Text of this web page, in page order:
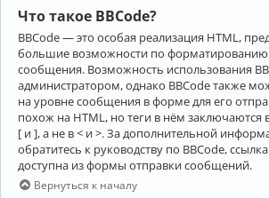
Что такое BBCode?
BBCode — это особая реализация HTML,
большие возможности по форматированию
сообщения. Возможность использования
администратором, однако BBCode также
на уровне сообщения в форме для его
похож на HTML, но теги в нём заключаются
[ и ], а не в < и >. За дополнительной
обратитесь к руководству по BBCode,
доступна из формы отправки сообщений.
Вернуться к началу